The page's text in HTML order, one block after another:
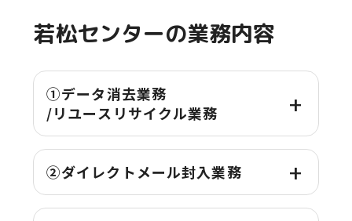
若松センターの業務内容
①データ消去業務
/リユースリサイクル業務
②ダイレクトメール封入業務